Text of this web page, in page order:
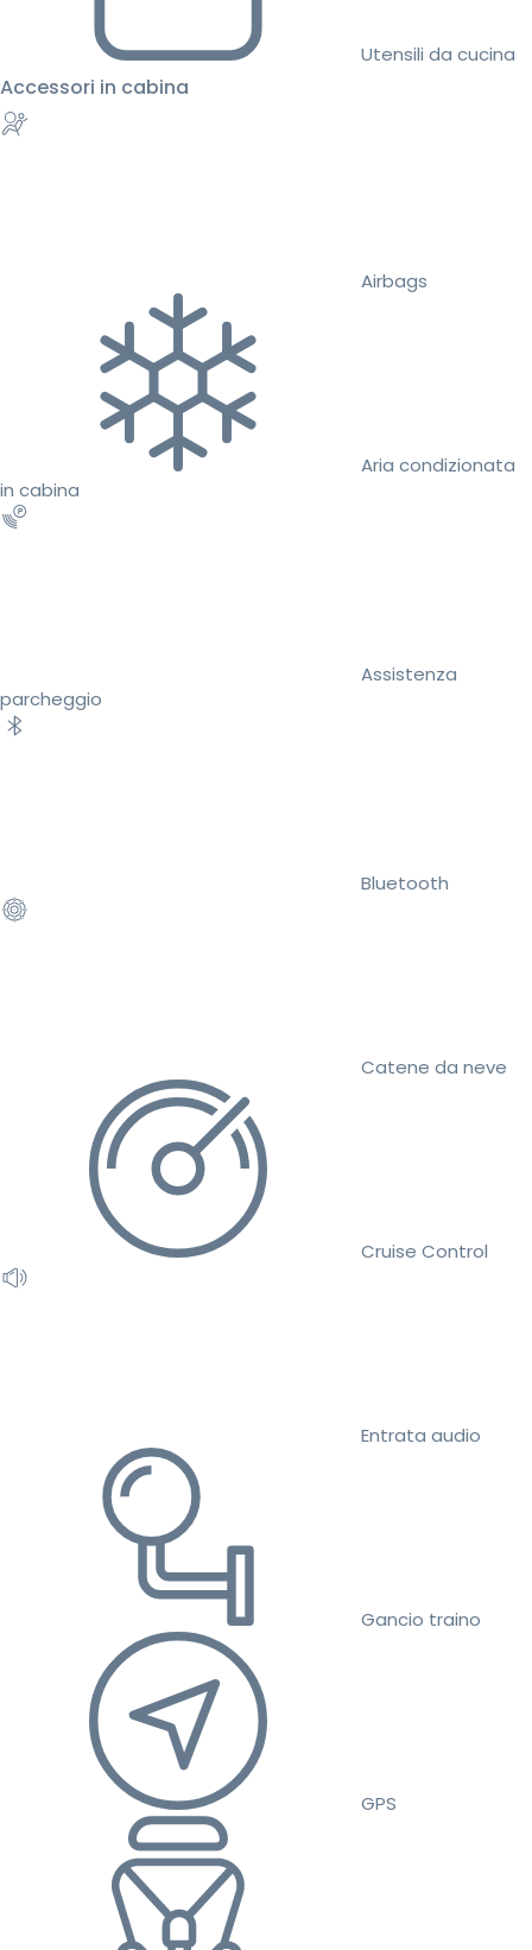
Utensili da cucina
Accessori in cabina
Airbags
Aria condizionata
in cabina
Assistenza
parcheggio
Bluetooth
Catene da neve
Cruise Control
Entrata audio
Gancio traino
GPS